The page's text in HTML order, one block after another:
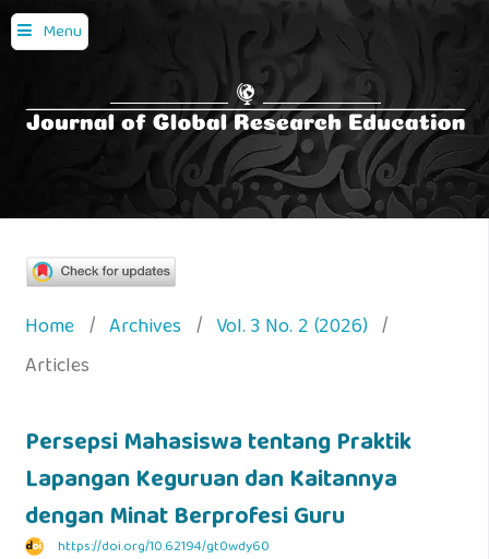
Menu
Home / Archives / Vol. 3 No. 2 (2026) /
Articles
Persepsi Mahasiswa tentang Praktik
Lapangan Keguruan dan Kaitannya
dengan Minat Berprofesi Guru
https://doi.org/10.62194/gt0wdy60